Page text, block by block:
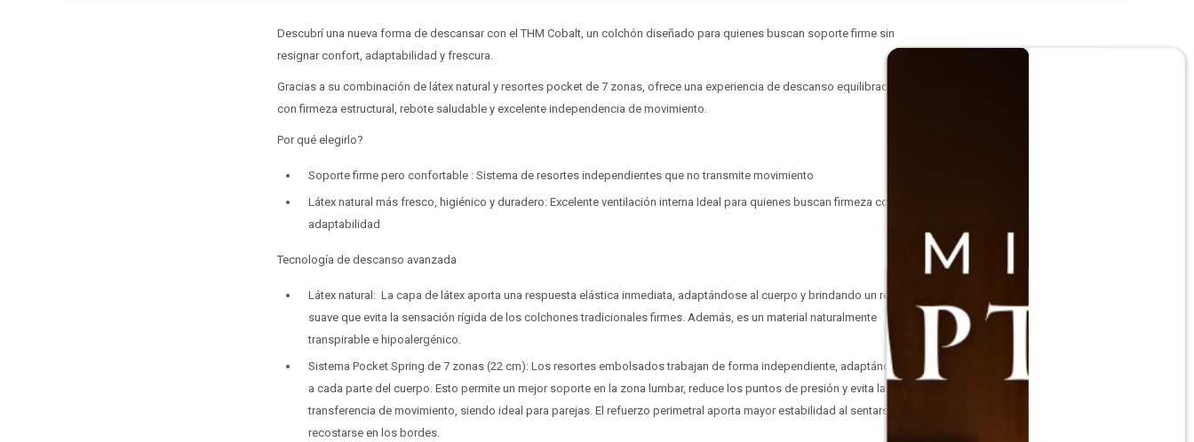
Descubrí una nueva forma de descansar con el THM Cobalt, un colchón diseñado para quienes buscan soporte firme sin
resignar confort, adaptabilidad y frescura.
Gracias a su combinación de látex natural y resortes pocket de 7 zonas, ofrece una experiencia de descanso equilibrada,
con firmeza estructural, rebote saludable y excelente independencia de movimiento.
Por qué elegirlo?
Soporte firme pero confortable : Sistema de resortes independientes que no transmite movimiento
Látex natural más fresco, higiénico y duradero: Excelente ventilación interna Ideal para quienes buscan firmeza con
adaptabilidad
Tecnología de descanso avanzada
Látex natural: La capa de látex aporta una respuesta elástica inmediata, adaptándose al cuerpo y brindando un rebote
suave que evita la sensación rígida de los colchones tradicionales firmes. Además, es un material naturalmente
transpirable e hipoalergénico.
Sistema Pocket Spring de 7 zonas (22 cm): Los resortes embolsados trabajan de forma independiente, adaptándose
a cada parte del cuerpo. Esto permite un mejor soporte en la zona lumbar, reduce los puntos de presión y evita la
transferencia de movimiento, siendo ideal para parejas. El refuerzo perimetral aporta mayor estabilidad al sentarse o
recostarse en los bordes.
¡Sumate a la forma más ágil de comprar!
Comprá en 3 cuotas sin recargo o hasta en 12
¡Sumate a la forma más ágil de comprar!
Comprá en 3 cuotas sin recargo o hasta en 12